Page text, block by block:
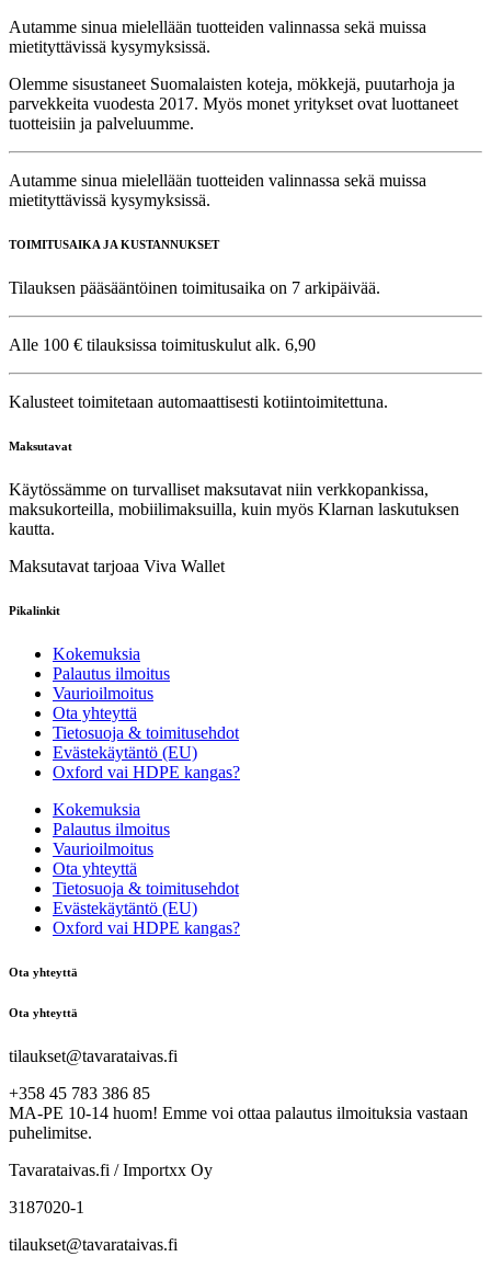
Autamme sinua mielellään tuotteiden valinnassa sekä muissa
mietityttävissä kysymyksissä.
Olemme sisustaneet Suomalaisten koteja, mökkejä, puutarhoja ja
parvekkeita vuodesta 2017. Myös monet yritykset ovat luottaneet
tuotteisiin ja palveluumme.
Autamme sinua mielellään tuotteiden valinnassa sekä muissa
mietityttävissä kysymyksissä.
TOIMITUSAIKA JA KUSTANNUKSET
Tilauksen pääsääntöinen toimitusaika on 7 arkipäivää.
Alle 100 € tilauksissa toimituskulut alk. 6,90
Kalusteet toimitetaan automaattisesti kotiintoimitettuna.
Maksutavat
Käytössämme on turvalliset maksutavat niin verkkopankissa,
maksukorteilla, mobiilimaksuilla, kuin myös Klarnan laskutuksen
kautta.
Maksutavat tarjoaa Viva Wallet
Pikalinkit
Kokemuksia
Palautus ilmoitus
Vaurioilmoitus
Ota yhteyttä
Tietosuoja & toimitusehdot
Evästekäytäntö (EU)
Oxford vai HDPE kangas?
Kokemuksia
Palautus ilmoitus
Vaurioilmoitus
Ota yhteyttä
Tietosuoja & toimitusehdot
Evästekäytäntö (EU)
Oxford vai HDPE kangas?
Ota yhteyttä
Ota yhteyttä
tilaukset@tavarataivas.fi
+358 45 783 386 85
MA-PE 10-14 huom! Emme voi ottaa palautus ilmoituksia vastaan
puhelimitse.
Tavarataivas.fi / Importxx Oy
3187020-1
tilaukset@tavarataivas.fi